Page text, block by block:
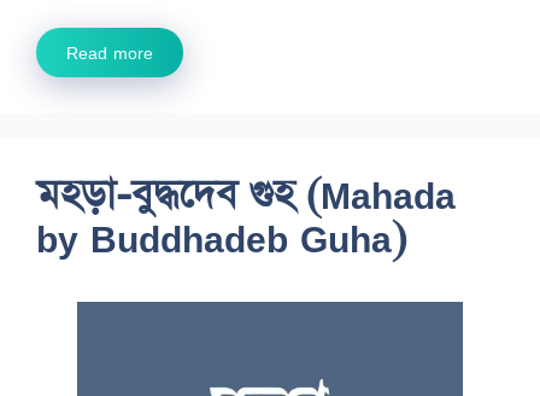
Read more
মহড়া-বুদ্ধদেব গুহ (Mahada
by Buddhadeb Guha)